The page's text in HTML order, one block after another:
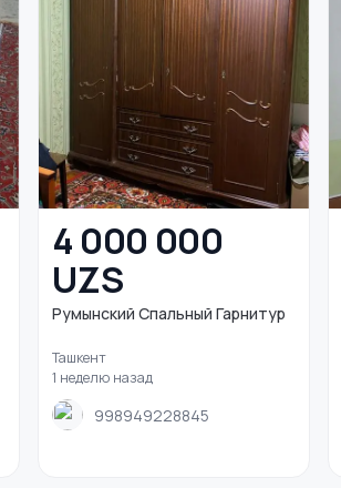
4 000 000
UZS
Румынский Спальный Гарнитур
Ташкент
1 неделю назад
998949228845